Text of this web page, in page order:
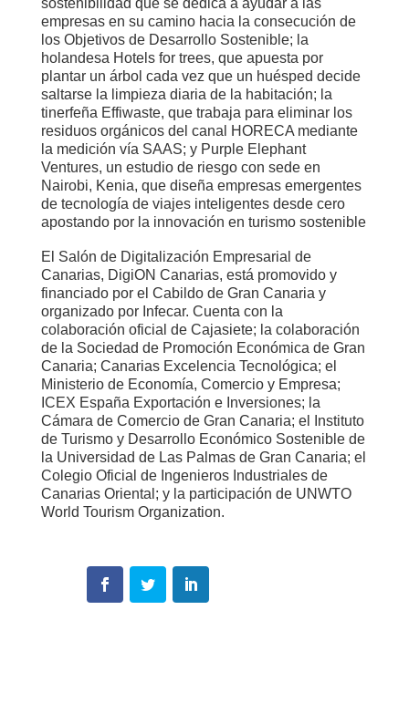
sostenibilidad que se dedica a ayudar a las
empresas en su camino hacia la consecución de
los Objetivos de Desarrollo Sostenible; la
holandesa Hotels for trees, que apuesta por
plantar un árbol cada vez que un huésped decide
saltarse la limpieza diaria de la habitación; la
tinerfeña Effiwaste, que trabaja para eliminar los
residuos orgánicos del canal HORECA mediante
la medición vía SAAS; y Purple Elephant
Ventures, un estudio de riesgo con sede en
Nairobi, Kenia, que diseña empresas emergentes
de tecnología de viajes inteligentes desde cero
apostando por la innovación en turismo sostenible
El Salón de Digitalización Empresarial de
Canarias, DigiON Canarias, está promovido y
financiado por el Cabildo de Gran Canaria y
organizado por Infecar. Cuenta con la
colaboración oficial de Cajasiete; la colaboración
de la Sociedad de Promoción Económica de Gran
Canaria; Canarias Excelencia Tecnológica; el
Ministerio de Economía, Comercio y Empresa;
ICEX España Exportación e Inversiones; la
Cámara de Comercio de Gran Canaria; el Instituto
de Turismo y Desarrollo Económico Sostenible de
la Universidad de Las Palmas de Gran Canaria; el
Colegio Oficial de Ingenieros Industriales de
Canarias Oriental; y la participación de UNWTO
World Tourism Organization.